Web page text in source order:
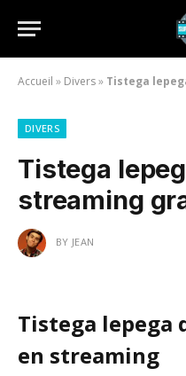
Accueil » Divers» Tistega
DIVERS
Tistega
streaming
BY JEAN
Tistega lepega
en streaming